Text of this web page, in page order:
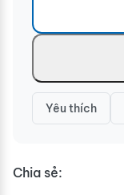
Yêu thích
Chia sẻ: